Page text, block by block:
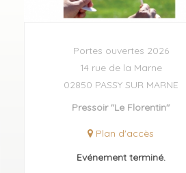
Portes ouvertes 2026
14 rue de la Marne
02850 PASSY SUR MARNE
Pressoir "Le Florentin"
Plan d'accès
Evénement terminé.